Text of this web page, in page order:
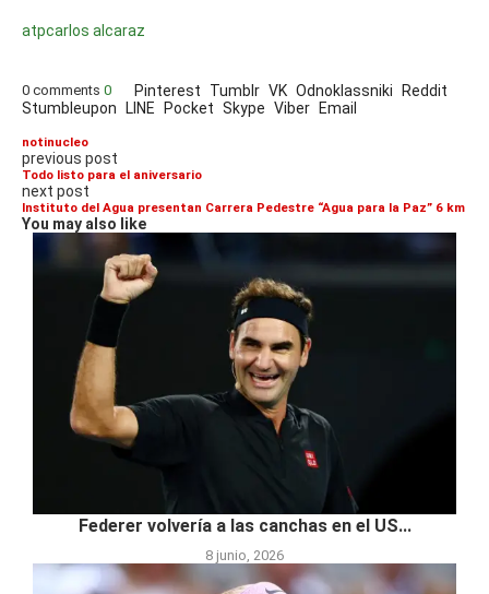
atpcarlos alcaraz
0 comments 0 Pinterest Tumblr VK Odnoklassniki Reddit
Stumbleupon LINE Pocket Skype Viber Email
notinucleo
previous post
Todo listo para el aniversario
next post
Instituto del Agua presentan Carrera Pedestre “Agua para la Paz” 6 km
You may also like
Federer volvería a las canchas en el US...
8 junio, 2026